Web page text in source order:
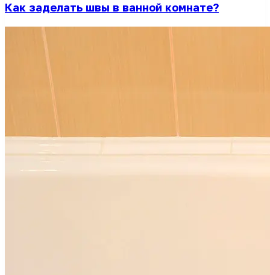
Как заделать швы в ванной комнате?